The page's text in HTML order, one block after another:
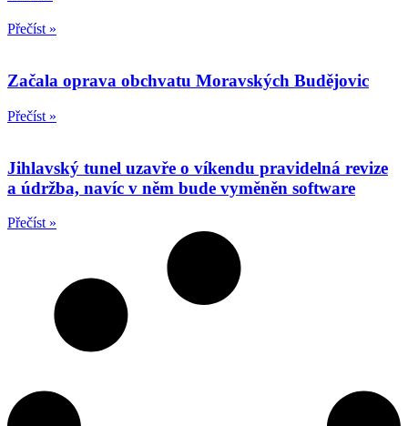
Přečíst »
Začala oprava obchvatu Moravských Budějovic
Přečíst »
Jihlavský tunel uzavře o víkendu pravidelná revize
a údržba, navíc v něm bude vyměněn software
Přečíst »